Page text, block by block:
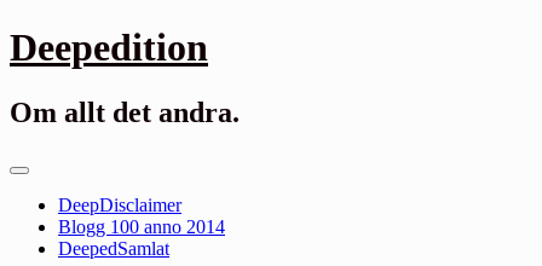
Gå
till
Deepedition
Om allt det andra.
Primär
DeepDisclaimer
Blogg 100 anno 2014
DeepedSamlat